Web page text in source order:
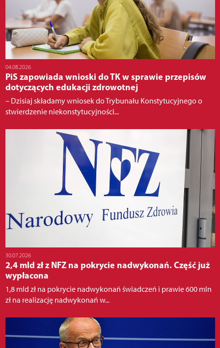
04.08.2026
PiS zapowiada wnioski do TK w sprawie przepisów
dotyczących edukacji zdrowotnej
– Dzisiaj składamy wniosek do Trybunału Konstytucyjnego o
stwierdzenie niekonstytucyjności...
30.07.2026
2,4 mld zł z NFZ na pokrycie nadwykonań. Część już
wypłacona
1,8 mld zł na pokrycie nadwykonań świadczeń i prawie 600 mln
zł na realizację nadwykonań w...